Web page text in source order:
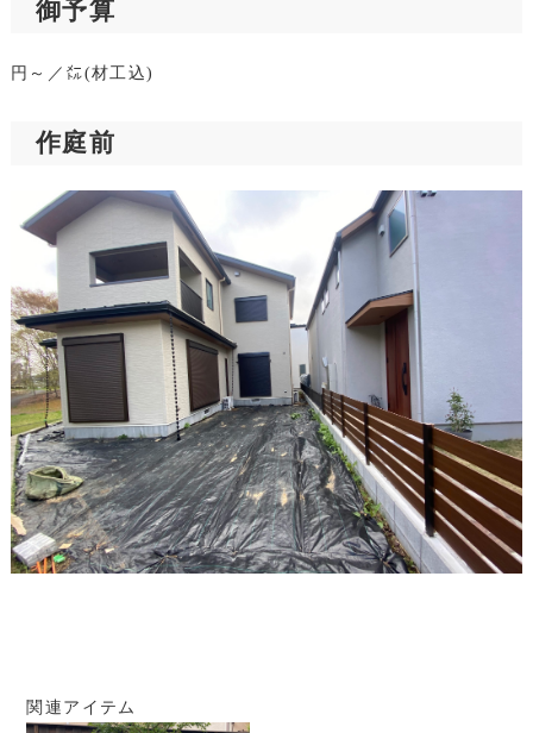
御予算
円～／㍍(材工込)
作庭前
関連アイテム